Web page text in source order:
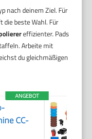
nach deinem Ziel. Für
die beste Wahl. Für
effizienter. Pads
Arbeite mit
du gleichmäßigen
ANGEBOT
CC-